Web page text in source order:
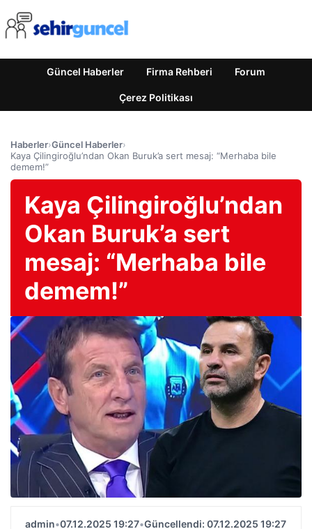
Güncel Haberler Firma Rehberi Forum
Çerez Politikası
Haberler›Güncel Haberler›
Kaya Çilingiroğlu’ndan Okan Buruk’a sert mesaj: “Merhaba bile
demem!”
Kaya Çilingiroğlu’ndan
Okan Buruk’a sert
mesaj: “Merhaba bile
demem!”
admin•07.12.2025 19:27•Güncellendi: 07.12.2025 19:27